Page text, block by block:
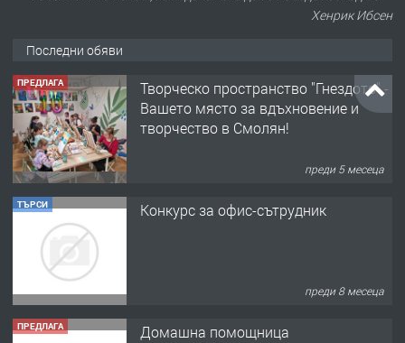
Хенрик Ибсен
Последни обяви
ПРЕДЛАГА
Творческо пространство "Гнездото" -
Вашето място за вдъхновение и
творчество в Смолян!
преди 5 месеца
ТЪРСИ Конкурс за офис-сътрудник
преди 8 месеца
ПРЕДЛАГА Домашна помощница